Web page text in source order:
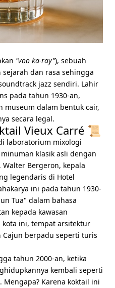
"voo ka-ray"), sebuah
dan rasa sehingga
jazz sendiri. Lahir
pada tahun 1930-an,
dalam bentuk cair,
secara legal.
Vieux Carré 📜
laboratorium mixologi
klasik asli dengan
Bergeron, kepala
legendaris di Hotel
ini pada tahun 1930-
Tua" dalam bahasa
kepada kawasan
ini, tempat arsitektur
berpadu seperti turis
tahun 2000-an, ketika
kembali seperti
Karena koktail ini